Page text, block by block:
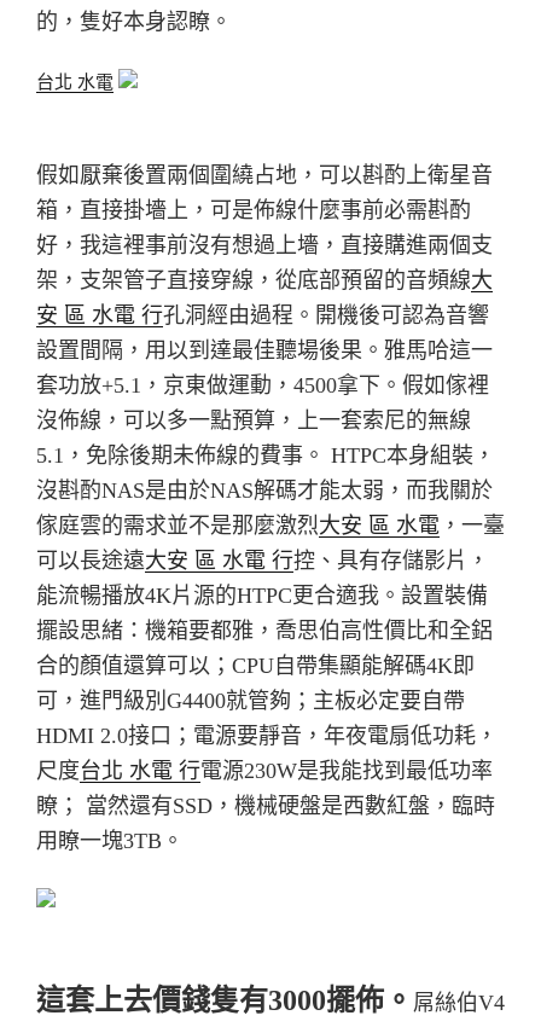
的，隻好本身認瞭。
台北 水電
假如厭棄後置兩個圍繞占地，可以斟酌上衛星音
箱，直接掛墻上，可是佈線什麼事前必需斟酌
好，我這裡事前沒有想過上墻，直接購進兩個支
架，支架管子直接穿線，從底部預留的音頻線大
安 區 水電 行孔洞經由過程。 開機後可認為音響
設置間隔，用以到達最佳聽場後果。 雅馬哈這一
套功放+5.1，京東做運動，4500拿下。 假如傢裡
沒佈線，可以多一點預算，上一套索尼的無線
5.1，免除後期未佈線的費事。 HTPC本身組裝，
沒斟酌NAS是由於NAS解碼才能太弱，而我關於
傢庭雲的需求並不是那麼激烈大安 區 水電 ，一臺
可以長途遠大安 區 水電 行控、具有存儲影片，
能流暢播放4K片源的HTPC更合適我。 設置裝備
擺設思緒：機箱要都雅，喬思伯高性價比和全鋁
合的顏值還算可以；CPU自帶集顯能解碼4K即
可，進門級別G4400就管夠；主板必定要自帶
HDMI 2.0接口；電源要靜音，年夜電扇低功耗，
尺度台北 水電 行電源230W是我能找到最低功率
瞭； 當然還有SSD，機械硬盤是西數紅盤，臨時
用瞭一塊3TB。
這套上去價錢隻有3000擺佈。 屌絲伯V4